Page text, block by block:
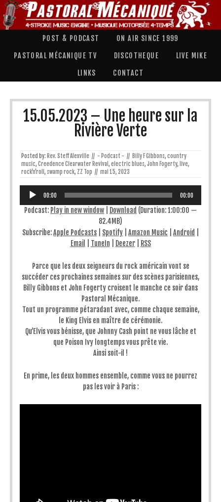
POST & PODCAST ON AIR SINCE 1999
PASTORAL MÉCANIQUE TV DISCOTHEQUE LIVE MIKE
LINKS CONTACT
15.05.2023 – Une heure sur la
Rivière Verte
Posted by: Rev. Steff Alexville // - Podcast - // Billy F Gibbons, country
music, Creedence Clearwater Revival , electric blues, John Fogerty, live,
rock'n'roll , swamp rock, ZZ Top // mai 15, 2023
Lecteur
audio
00:00 00:00
Podcast: Play in new window Download (Duration: 1:00:00 —
82.4MB)
Subscribe:Apple Podcasts Spotify Amazon Music Android
Email
TuneIn Deezer| RSS
Parce que les deux seigneurs du rock américain vont se
succéder ces prochaines semaines sur des scènes parisiennes,
Billy Gibbons et John Fogerty croisent le manche ce soir dans
Pastoral Mécanique.
Tout un programme pétaradant avec, comme chaque semaine,
le King Elvis en maître de cérémonie.
Qu’Elvis vous bénisse, que Johnny Cash point ne vous lâche et
que Poison Ivy longtemps vous prête vie.
Ainsi soit-il !
En prime, les deux hommes ensemble, comme vous ne pourrez
pas les voir à Paris :